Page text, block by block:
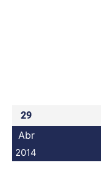
29
Abr
2014